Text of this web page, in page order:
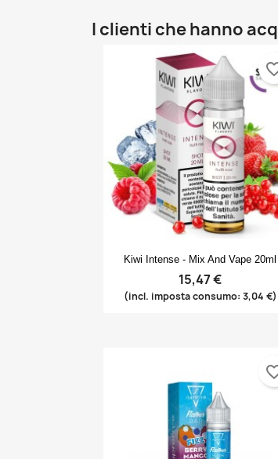
I clienti che hanno
Anteprima
Kiwi Intense - Mix And Vape 20ml
15,47 €
(incl. imposta consumo: 3,04 €)